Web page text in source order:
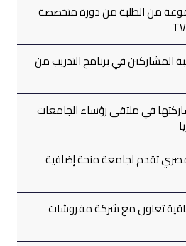
من الطلبة من دورة متخصصة
المشاركين في برنامج التدريب من
في ملتقى رؤساء الجامعات
تقدم لجامعة منحة إضافية
تعاون مع شركة مفروشات